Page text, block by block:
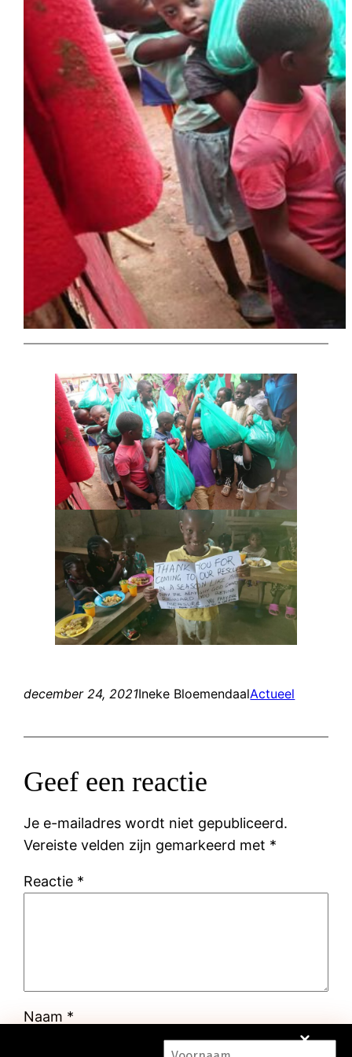
december 24, 2021Ineke BloemendaalActueel
Geef een reactie
Je e-mailadres wordt niet gepubliceerd.
Vereiste velden zijn gemarkeerd met *
Reactie *
Naam *